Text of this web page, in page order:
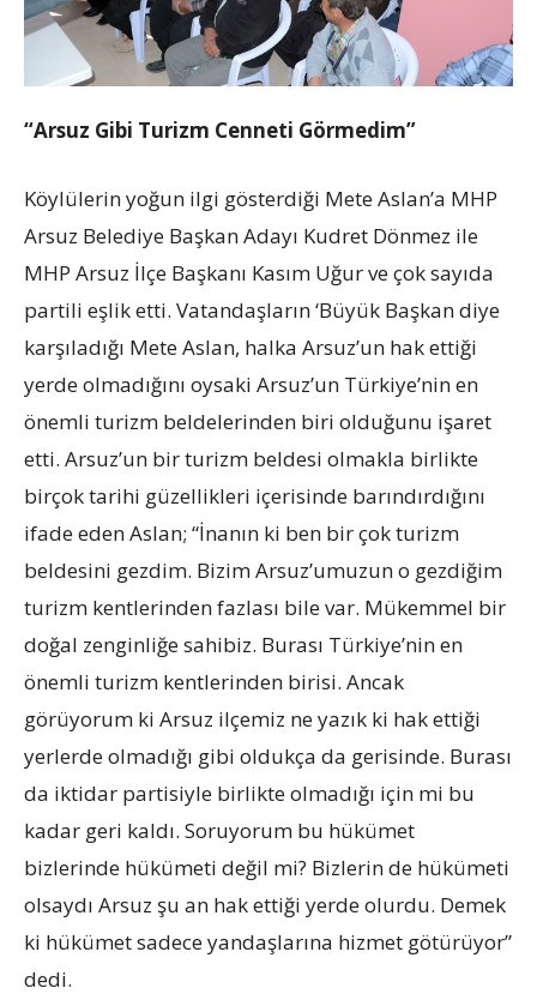
“Arsuz Gibi Turizm Cenneti Görmedim”
Köylülerin yoğun ilgi gösterdiği Mete Aslan’a MHP
Arsuz Belediye Başkan Adayı Kudret Dönmez ile
MHP Arsuz İlçe Başkanı Kasım Uğur ve çok sayıda
partili eşlik etti. Vatandaşların ‘Büyük Başkan diye
karşıladığı Mete Aslan, halka Arsuz’un hak ettiği
yerde olmadığını oysaki Arsuz’un Türkiye’nin en
önemli turizm beldelerinden biri olduğunu işaret
etti. Arsuz’un bir turizm beldesi olmakla birlikte
birçok tarihi güzellikleri içerisinde barındırdığını
ifade eden Aslan; “İnanın ki ben bir çok turizm
beldesini gezdim. Bizim Arsuz’umuzun o gezdiğim
turizm kentlerinden fazlası bile var. Mükemmel bir
doğal zenginliğe sahibiz. Burası Türkiye’nin en
önemli turizm kentlerinden birisi. Ancak
görüyorum ki Arsuz ilçemiz ne yazık ki hak ettiği
yerlerde olmadığı gibi oldukça da gerisinde. Burası
da iktidar partisiyle birlikte olmadığı için mi bu
kadar geri kaldı. Soruyorum bu hükümet
bizlerinde hükümeti değil mi? Bizlerin de hükümeti
olsaydı Arsuz şu an hak ettiği yerde olurdu. Demek
ki hükümet sadece yandaşlarına hizmet götürüyor”
dedi.